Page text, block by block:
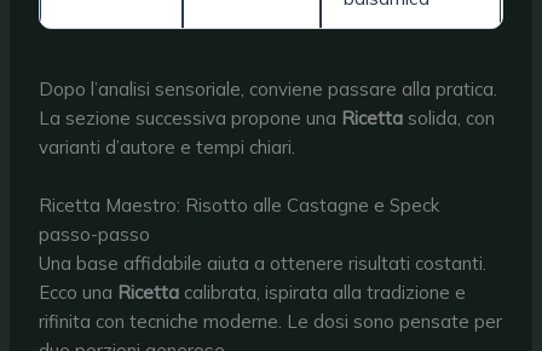
Dopo l’analisi sensoriale, conviene passare alla pratica.
La sezione successiva propone una Ricetta solida, con
varianti d’autore e tempi chiari.
Ricetta Maestro: Risotto alle Castagne e Speck
passo-passo
Una base affidabile aiuta a ottenere risultati costanti.
Ecco una Ricetta calibrata, ispirata alla tradizione e
rifinita con tecniche moderne. Le dosi sono pensate per